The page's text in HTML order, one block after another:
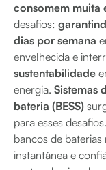
consomem muita
desafios:
dias por semana
envelhecida e
sustentabilidade
energia. Sistemas
bateria (BESS)
para esses
bancos de
instantânea e